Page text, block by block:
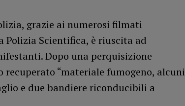
grazie ai numerosi filmati
Polizia Scientifica, è riuscita ad
Dopo una perquisizione
“materiale fumogeno, alcuni
e due bandiere riconducibili a